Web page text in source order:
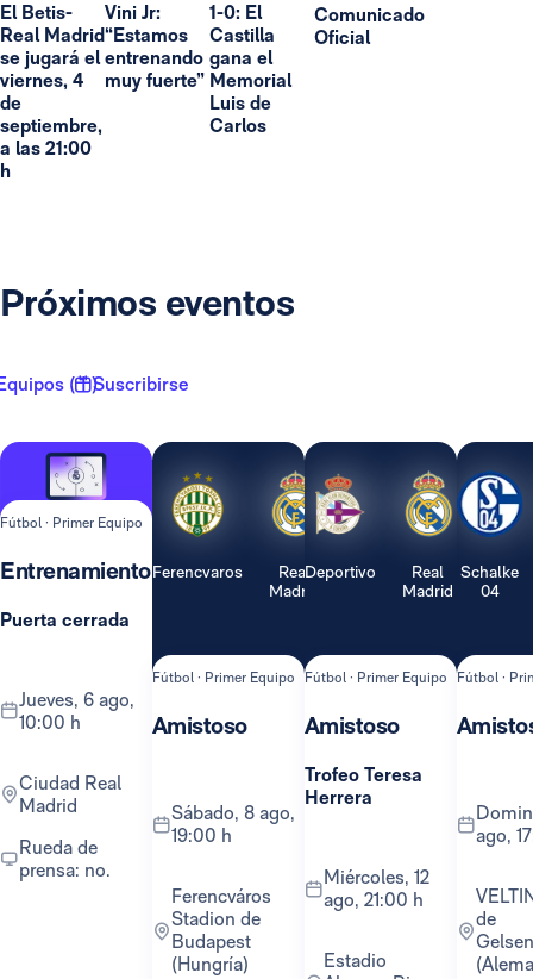
El Betis-
Real Madrid
se jugará el
viernes, 4
de
septiembre,
a las 21:00
h
Vini Jr:
“Estamos
entrenando
muy fuerte”
1-0: El
Castilla
gana el
Memorial
Luis de
Carlos
Comunicado
Oficial
Próximos eventos
( 1 )Suscribirse
Fútbol · Primer Equipo
Entrenamiento
Puerta cerrada
jueves, 6 ago,
10:00 h
Ciudad Real
Madrid
Rueda de
prensa: no.
Ferencvaros
Real
Madrid
Fútbol · Primer Equipo
Amistoso
sábado, 8 ago,
19:00 h
Ferencváros
Stadion de
Budapest
(Hungría)
Deportivo
Real
Madrid
Fútbol · Primer Equipo
Amistoso
Trofeo Teresa
Herrera
miércoles, 12
ago, 21:00 h
Estadio
Schalke
04
Fútbol ·
domingo, 16
ago,
VELTINS-Arena
de